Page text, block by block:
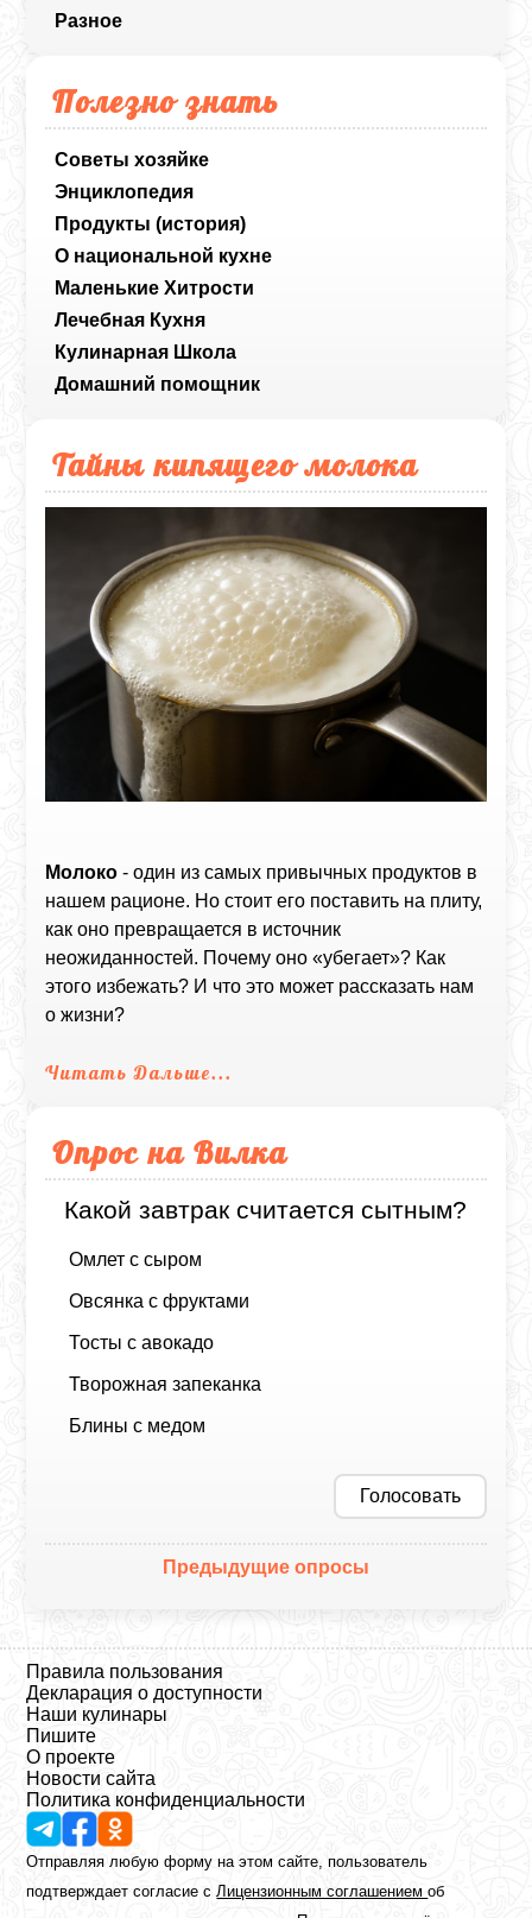
Разное
Полезно знать
Советы хозяйке
Энциклопедия
Продукты (история)
О национальной кухне
Маленькие Хитрости
Лечебная Кухня
Кулинарная Школа
Домашний помощник
Тайны кипящего молока
Молоко - один из самых привычных продуктов в
нашем рационе. Но стоит его поставить на плиту,
как оно превращается в источник
неожиданностей. Почему оно «убегает»? Как
этого избежать? И что это может рассказать нам
о жизни?
Читать Дальше...
Опрос на Вилка
Какой завтрак считается сытным?
Омлет с сыром
Овсянка с фруктами
Тосты с авокадо
Творожная запеканка
Блины с медом
Голосовать
Предыдущие опросы
Правила пользования
Декларация о доступности
Наши кулинары
Пишите
О проекте
Новости сайта
Политика конфиденциальности
Отправляя любую форму на этом сайте, пользователь
подтверждает согласие сЛицензионным соглашениемоб